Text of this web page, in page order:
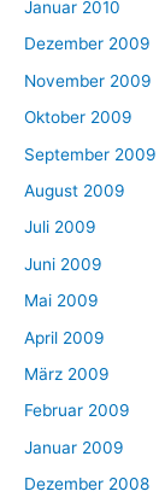
Januar 2010
Dezember 2009
November 2009
Oktober 2009
September 2009
August 2009
Juli 2009
Juni 2009
Mai 2009
April 2009
März 2009
Februar 2009
Januar 2009
Dezember 2008